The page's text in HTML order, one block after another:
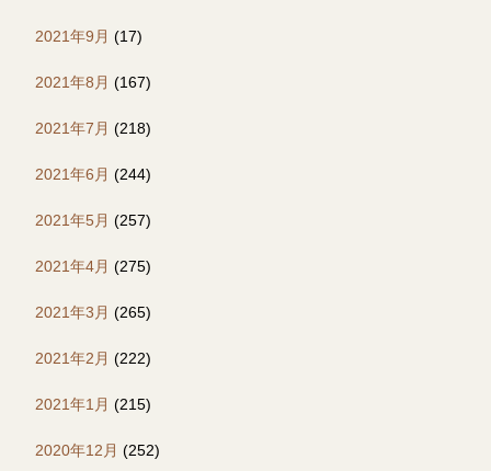
2021年9月 (17)
2021年8月 (167)
2021年7月 (218)
2021年6月 (244)
2021年5月 (257)
2021年4月 (275)
2021年3月 (265)
2021年2月 (222)
2021年1月 (215)
2020年12月 (252)